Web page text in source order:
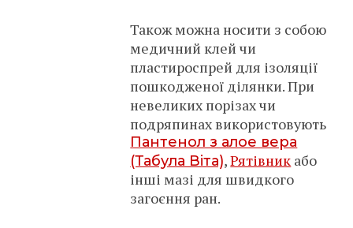
Також можна носити з собою
медичний клей чи
пластироспрей для ізоляції
пошкодженої ділянки. При
невеликих порізах чи
подряпинах використовують
Пантенол з алое вера
(Табула Віта),Рятівник або
інші мазі для швидкого
загоєння ран.